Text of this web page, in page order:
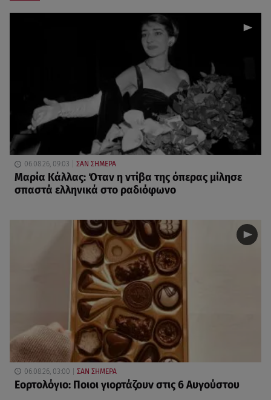
06.08.26, 09:03 ΣΑΝ ΣΗΜΕΡΑ
Μαρία Κάλλας: Όταν η ντίβα της όπερας μίλησε
σπαστά ελληνικά στο ραδιόφωνο
06.08.26, 03:00 ΣΑΝ ΣΗΜΕΡΑ
Εορτολόγιο: Ποιοι γιορτάζουν στις 6 Αυγούστου